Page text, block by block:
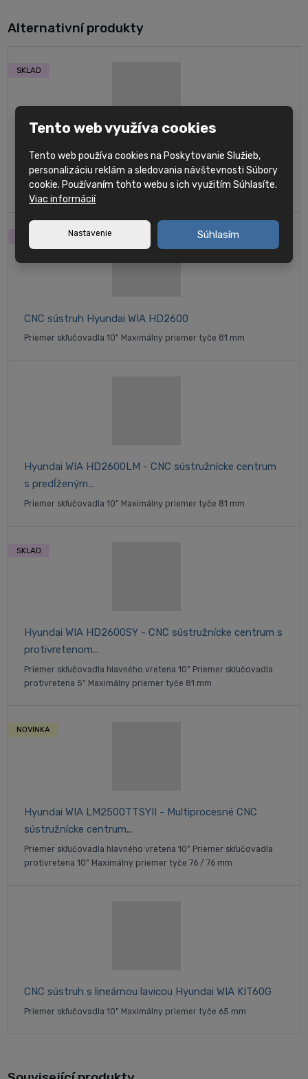
Alternativní produkty
CNC sústruh s predĺženým ložom Hyundai WIA
SE2600L
Priemer skľučovadla 10" Maximálny priemer tyče 81 mm
SKLAD
CNC sústruh Hyundai WIA HD2600
Priemer skľučovadla 10" Maximálny priemer tyče 81 mm
Hyundai WIA HD2600LM - CNC sústružnícke centrum
s predĺženým...
Priemer skľučovadla 10" Maximálny priemer tyče 81 mm
Hyundai WIA HD2600SY - CNC sústružnícke centrum s
protivretenom...
Priemer skľučovadla hlavného vretena 10" Priemer skľučovadla
protivretena 5" Maximálny priemer tyče 81 mm
SKLAD
Hyundai WIA LM2500TTSYII - Multiprocesné CNC
sústružnícke centrum...
Priemer skľučovadla hlavného vretena 10" Priemer skľučovadla
protivretena 10" Maximálny priemer tyče 76 / 76 mm
NOVINKA
CNC sústruh s lineárnou lavicou Hyundai WIA KIT60G
Priemer skľučovadla 10" Maximálny priemer tyče 65 mm
Tento web využíva cookies
Tento web používa cookies na Poskytovanie Služieb,
personalizáciu reklám a sledovania návštevnosti Súbory
cookie. Používaním tohto webu s ich využitím Súhlasíte.
Viac informácií
Nastavenie Súhlasím